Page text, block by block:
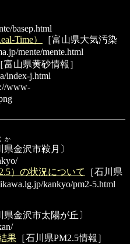
basep.html
Time）
［富山県大気汚染
mente/mente.html
［富山県黄砂情報］
index-j.html
www-
か
県金沢市鞍月〕
）の状況について
［石川県
kankyo/pm2-5.html
県金沢市太陽が丘〕
果 ［石川県PM2.5情報］